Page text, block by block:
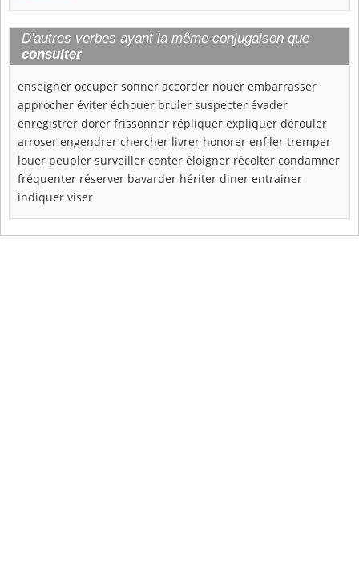
D'autres verbes ayant la même conjugaison que
consulter
enseigner occuper sonner accorder nouer embarrasser
approcher éviter échouer bruler suspecter évader
enregistrer dorer frissonner répliquer expliquer dérouler
arroser engendrer chercher livrer honorer enfiler tremper
louer peupler surveiller conter éloigner récolter condamner
fréquenter réserver bavarder hériter diner entrainer
indiquer viser